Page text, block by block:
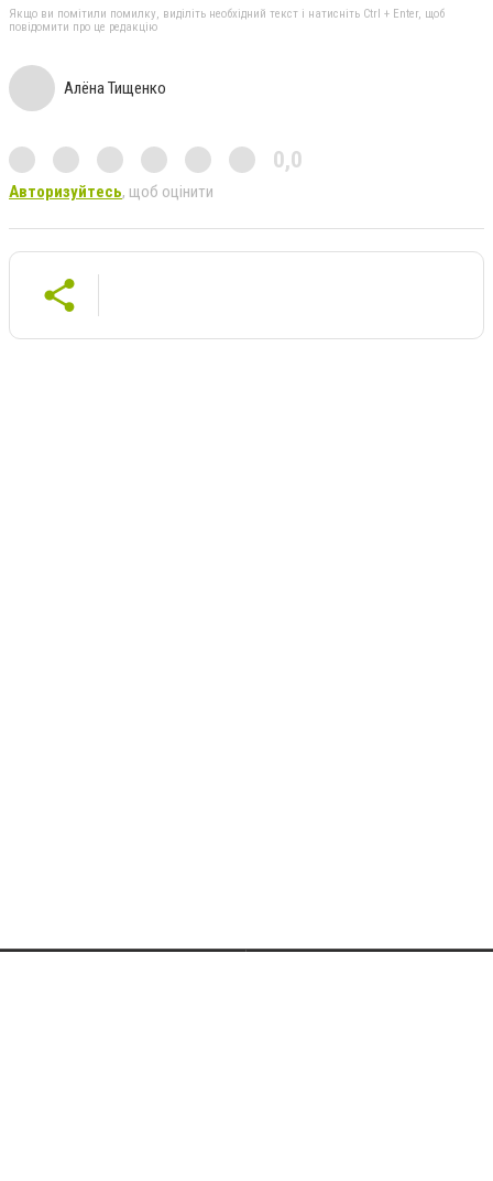
Якщо ви помітили помилку, виділіть необхідний текст і натисніть Ctrl + Enter, щоб
повідомити про це редакцію
Алёна Тищенко
0,0
Авторизуйтесь, щоб оцінити